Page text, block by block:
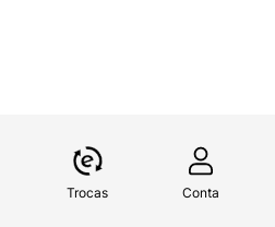
Trocas Conta